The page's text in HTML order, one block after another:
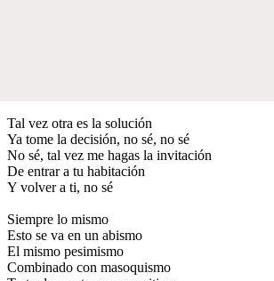
Tal vez otra es la solución
Ya tome la decisión, no sé, no sé
No sé, tal vez me hagas la invitación
De entrar a tu habitación
Y volver a ti, no sé
Siempre lo mismo
Esto se va en un abismo
El mismo pesimismo
Combinado con masoquismo